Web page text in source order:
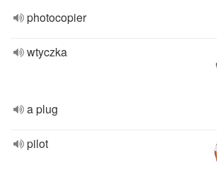
photocopier
wtyczka
a plug
pilot